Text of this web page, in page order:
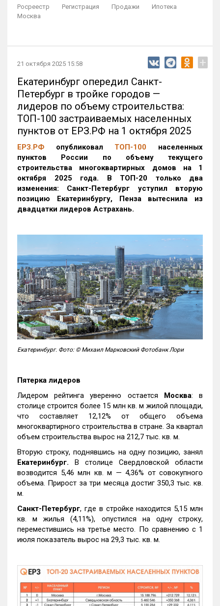
Росреестр Регистрация Продажи
Ипотека
Москва
21 октября 2025 15:58 +
Екатеринбург опередил Санкт-
Петербург в тройке городов —
лидеров по объему строительства:
ТОП-100 застраиваемых населенных
пунктов от ЕРЗ.РФ на 1 октября 2025
ЕРЗ.РФ опубликовал ТОП-100 населенных
пунктов России по объему текущего
строительства многоквартирных домов на 1
октября 2025 года. В ТОП-20 только два
изменения: Санкт-Петербург уступил вторую
позицию Екатеринбургу, Пенза вытеснила из
двадцатки лидеров Астрахань.
Екатеринбург. Фото: © Михаил Марковский Фотобанк Лори
Пятерка лидеров
Лидером рейтинга уверенно остается Москва: в
столице строится более 15 млн кв. м жилой площади,
что составляет 12,12% от общего объема
многоквартирного строительства в стране. За квартал
объем строительства вырос на 212,7 тыс. кв. м.
Вторую строку, поднявшись на одну позицию, занял
Екатеринбург. В столице Свердловской области
возводится 5,46 млн кв. м — 4,36% от совокупного
объема. Прирост за три месяца достиг 350,3 тыс. кв.
м.
Санкт-Петербург, где в стройке находится 5,15 млн
кв. м жилья (4,11%), опустился на одну строку,
переместившись на третье место. По сравнению с 1
июля показатель вырос на 29,3 тыс. кв. м.